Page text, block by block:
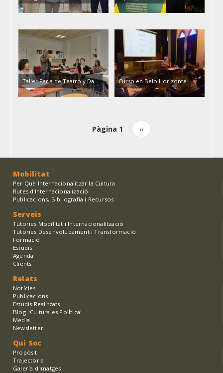
Taller Feria de Teatro y Da… Curso en Belo Horizonte
Pàgina 1
Pàgina
següent
››
Mobilitat
Per Què Internacionalitzar la Cultura
Rutes d'Internacionalizació
Publicacions, Bibliografia i Recursos
Serveis
Tutories Mobilitat i Internacionalització
Tutories Desenvolupament i Transformació
Formació
Estudis
Agenda
Clients
Relats
Notícies
Publicacions
Estudis Realitzats
Blog "Cultura es PolÍtica"
Media
Newsletter
Qui Soc
Propòsit
Trajectòria
Galería d'Imatges